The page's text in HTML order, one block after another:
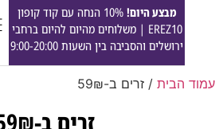
מבצע היום!
10% הנחה עם קוד קופון
EREZ10 | משלוחים מהיום להיום ברחבי
ירושלים והסביבה בין השעות 9:00-20:00
/ זרים ב-59₪